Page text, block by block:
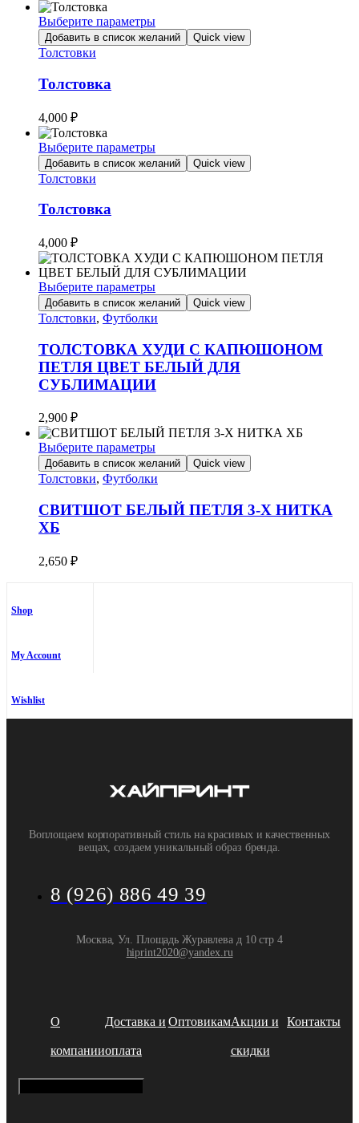
Выберите параметры
Этот
товар
несколько
вариаций.
можно
выбрать
на
странице
товара.
Добавить в список желаний Quick view
Толстовки
Толстовка
4,000 ₽
Выберите параметры
Этот
товар
несколько
вариаций.
можно
выбрать
на
странице
товара.
Добавить в список желаний Quick view
Толстовки
Толстовка
4,000 ₽
Выберите параметры
Этот
товар
несколько
вариаций.
Опции
можно
на
странице
товара.
Добавить в список желаний Quick view
Толстовки, Футболки
ТОЛСТОВКА ХУДИ С КАПЮШОНОМ
ПЕТЛЯ ЦВЕТ БЕЛЫЙ ДЛЯ
СУБЛИМАЦИИ
2,900 ₽
Выберите параметры
Этот
товар
несколько
вариаций.
Опции
выбрать
Добавить в список желаний Quick view
Толстовки, Футболки
СВИТШОТ БЕЛЫЙ ПЕТЛЯ 3-Х НИТКА
ХБ
2,650 ₽
Shop
My Account
Wishlist
Воплощаем корпоративный стиль на красивых и качественных
вещах, создаем уникальный образ бренда.
8 (926) 886 49 39
Москва, Ул. Площадь Журавлева д 10 стр 4
hiprint2020@yandex.ru
О
компании
Доставка и
оплата
ОптовикамАкции и
скидки
Контакты